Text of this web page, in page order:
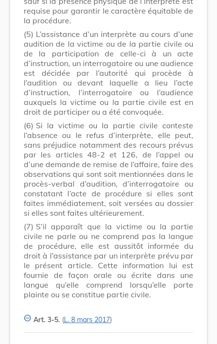
requise pour garantir le caractère équitable de
la procédure.
(5) L’assistance d’un interprète au cours d’une
audition de la victime ou de la partie civile ou
de la participation de celle-ci à un acte
d’instruction, un interrogatoire ou une audience
est décidée par l’autorité qui procède à
l’audition ou devant laquelle a lieu l’acte
d’instruction, l’interrogatoire ou l’audience
auxquels la victime ou la partie civile est en
droit de participer ou a été convoquée.
(6) Si la victime ou la partie civile conteste
l’absence ou le refus d’interprète, elle peut,
sans préjudice notamment des recours prévus
par les articles 48-2 et 126, de l’appel ou
d’une demande de remise de l’affaire, faire des
observations qui sont soit mentionnées dans le
procès-verbal d’audition, d’interrogatoire ou
constatant l’acte de procédure si elles sont
faites immédiatement, soit versées au dossier
si elles sont faites ultérieurement.
(7) S’il apparaît que la victime ou la partie
civile ne parle ou ne comprend pas la langue
de procédure, elle est aussitôt informée du
droit à l’assistance par un interprète prévu par
le présent article. Cette information lui est
fournie de façon orale ou écrite dans une
langue qu’elle comprend lorsqu’elle porte
plainte ou se constitue partie civile.
Art. 3-5. (L. 8 mars 2017)